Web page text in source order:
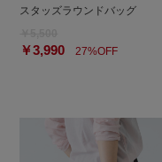
スタッズラウンドバッグ
￥3,990 27%OFF